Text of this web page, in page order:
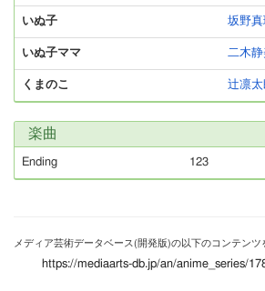
いぬ子 坂野真
いぬ子ママ 二木静
くまのこ 辻凛太
楽曲
Ending 123
メディア芸術データベース(開発版)の以下のコンテン
https://mediaarts-db.jp/an/anime_series/